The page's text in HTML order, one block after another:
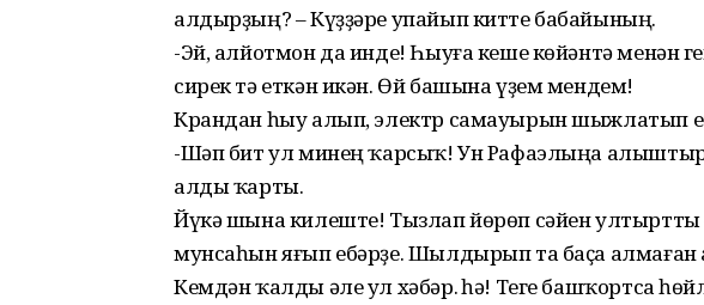
алдырҙың? – Күҙҙәре упайып китте бабайының.
-Эй, алйотмон да инде! Һыуға кеше көйәнтә менән
сирек тә еткән икән. Өй башына үҙем мендем!
Крандан һыу алып, электр самауырын шыжлатып
-Шәп бит ул минең ҡарсыҡ! Ун Рафаэлыңа
алды ҡарты.
Йүкә шына килеште! Тызлап йөрөп сәйен
мунсаһын яғып ебәрҙе. Шылдырып та баҫа алмаған
Кемдән ҡалды әле ул хәбәр. Әһә! Теге башҡортса